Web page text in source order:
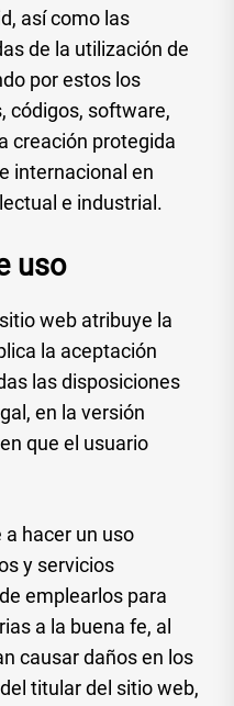
así como las
de la utilización de
por estos los
códigos, software,
creación protegida
internacional en
e industrial.
uso
web atribuye la
la aceptación
las disposiciones
en la versión
que el usuario
hacer un uso
y servicios
emplearlos para
a la buena fe, al
causar daños en los
titular del sitio web,